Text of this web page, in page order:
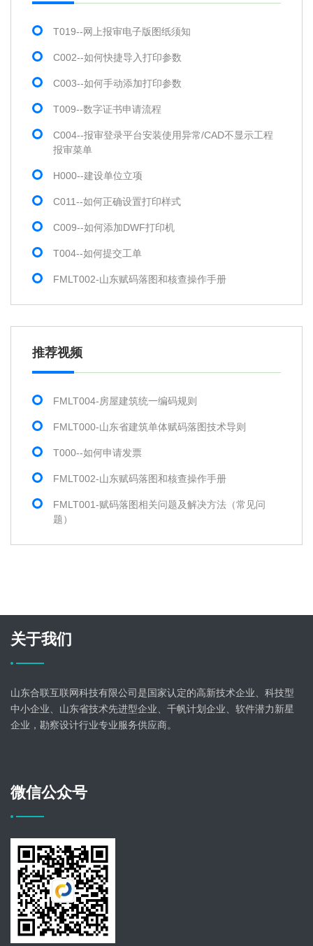
T019--网上报审电子版图纸须知
C002--如何快捷导入打印参数
C003--如何手动添加打印参数
T009--数字证书申请流程
C004--报审登录平台安装使用异常/CAD不显示工程
报审菜单
H000--建设单位立项
C011--如何正确设置打印样式
C009--如何添加DWF打印机
T004--如何提交工单
FMLT002-山东赋码落图和核查操作手册
推荐视频
FMLT004-房屋建筑统一编码规则
FMLT000-山东省建筑单体赋码落图技术导则
T000--如何申请发票
FMLT002-山东赋码落图和核查操作手册
FMLT001-赋码落图相关问题及解决方法（常见问
题）
关于我们
山东合联互联网科技有限公司是国家认定的高新技术企业、科技型
中小企业、山东省技术先进型企业、千帆计划企业、软件潜力新星
企业，勘察设计行业专业服务供应商。
微信公众号